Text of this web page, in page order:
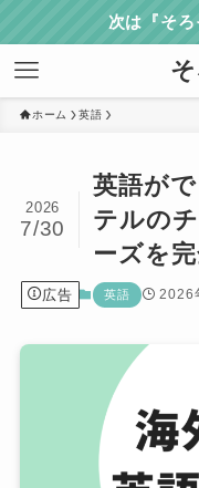
次は『そ
ホーム 英語
英語が
テルの
ーズを完
2026
7/30
広告 英語 2026